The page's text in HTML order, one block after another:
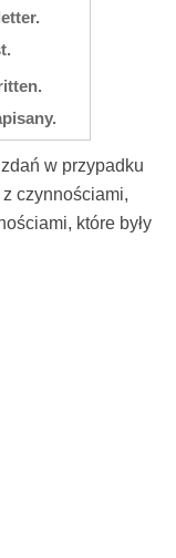
w przypadku
czynnościami,
które były